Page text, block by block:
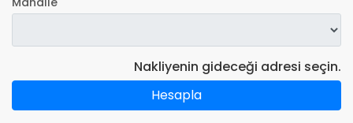
Nakliyenin gideceği adresi seçin.
Hesapla